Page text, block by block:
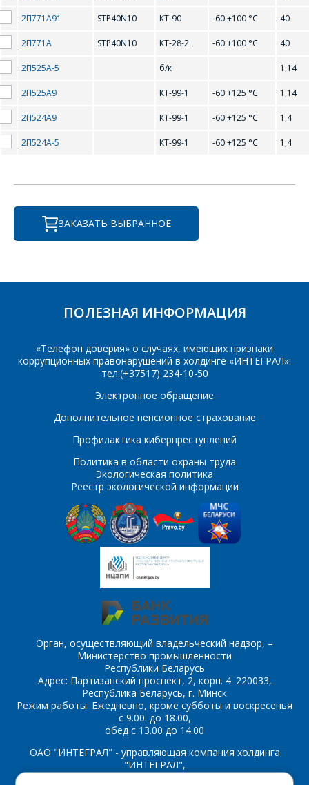
2П771А91 STP40N10 КТ-90 -60 +100 °С 40
2П771А STP40N10 КТ-28-2 -60 +100 °С 40
2П525А-5 б/к 1,14
2П525А9 КТ-99-1 -60 +125 °С 1,14
2П524А9 КТ-99-1 -60 +125 °С 1,4
2П524А-5 КТ-99-1 -60 +125 °С 1,4
ЗАКАЗАТЬ ВЫБРАННОЕ
ПОЛЕЗНАЯ ИНФОРМАЦИЯ
«Телефон доверия» о случаях, имеющих признаки
коррупционных правонарушений в холдинге «ИНТЕГРАЛ»:
тел.(+37517) 234-10-50
Электронное обращение
Дополнительное пенсионное страхование
Профилактика киберпреступлений
Политика в области охраны труда
Экологическая политика
Реестр экологической информации
Орган, осуществляющий владельческий надзор, –
Министерство промышленности
Республики Беларусь
Адрес: Партизанский проспект, 2, корп. 4. 220033,
Республика Беларусь, г. Минск
Режим работы: Ежедневно, кроме субботы и воскресенья
с 9.00. до 18.00,
обед с 13.00 до 14.00
ОАО "ИНТЕГРАЛ" - управляющая компания холдинга
"ИНТЕГРАЛ",
*
- обязательные
поля
ОТПРАВИТЬ
обработку
персональных данных*
поля
ОТПРАВИТЬ